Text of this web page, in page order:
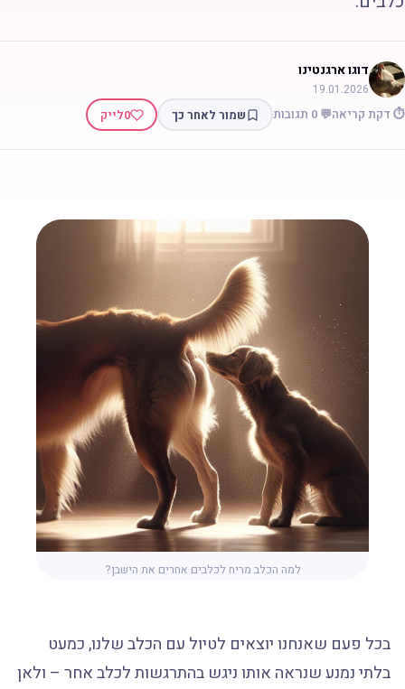
דוגו ארגנטינו
19.01.2026
דקת קריאה💬 0 תגובות שמור לאחר כך 0לייק
למה הכלב מריח לכלבים אחרים את הישבן?
בכל פעם שאנחנו יוצאים לטיול עם הכלב שלנו, כמעט
בלתי נמנע שנראה אותו ניגש בהתרגשות לכלב אחר – ולאן